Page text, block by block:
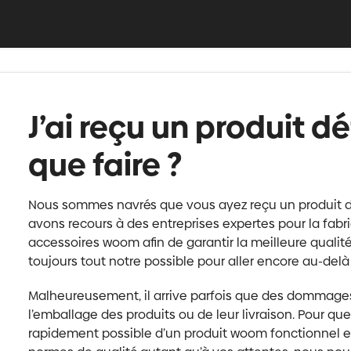
J’ai reçu un produit
que faire ?
Nous sommes navrés que vous ayez reçu un produit
avons recours à des entreprises expertes pour la
accessoires woom afin de garantir la meilleure
toujours tout notre possible pour aller encore au-
Malheureusement, il arrive parfois que des
l’emballage des produits ou de leur livraison. Pour
rapidement possible d’un produit woom fonctionnel